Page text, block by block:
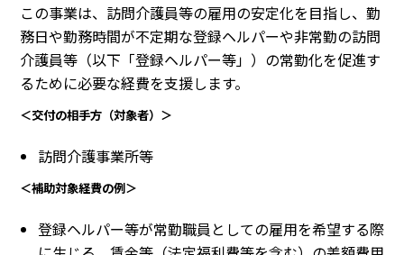
この事業は、訪問介護員等の雇用の安定化を目指し、勤
務日や勤務時間が不定期な登録ヘルパーや非常勤の訪問
介護員等（以下「登録ヘルパー等」）の常勤化を促進す
るために必要な経費を支援します。
＜交付の相手方（対象者）＞
訪問介護事業所等
＜補助対象経費の例＞
登録ヘルパー等が常勤職員としての雇用を希望する際